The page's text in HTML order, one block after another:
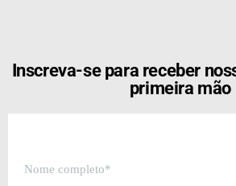
Inscreva-se para receber
primeira mão